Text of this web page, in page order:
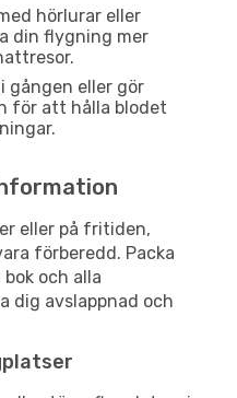
hörlurar eller
din flygning mer
i gången eller gör
för att hålla blodet
eller på fritiden,
förberedd. Packa
och alla
dig avslappnad och